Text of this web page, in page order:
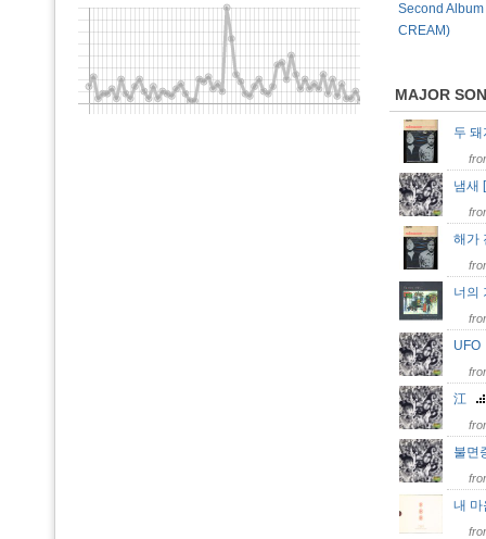
Second
CREAM)
MAJOR
두
냄
해
너
江
불
내